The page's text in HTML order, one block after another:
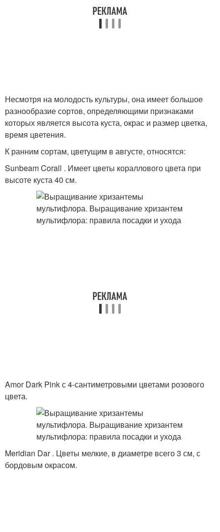
Несмотря на молодость культуры, она имеет большое
разнообразие сортов, определяющими признаками
которых является высота куста, окрас и размер цветка,
время цветения.
К ранним сортам, цветущим в августе, относятся:
Sunbeam Corall . Имеет цветы кораллового цвета при
высоте куста 40 см.
Amor Dark Pink с 4-сантиметровыми цветами розового
цвета.
Meridian Dar . Цветы мелкие, в диаметре всего 3 см, с
бордовым окрасом.